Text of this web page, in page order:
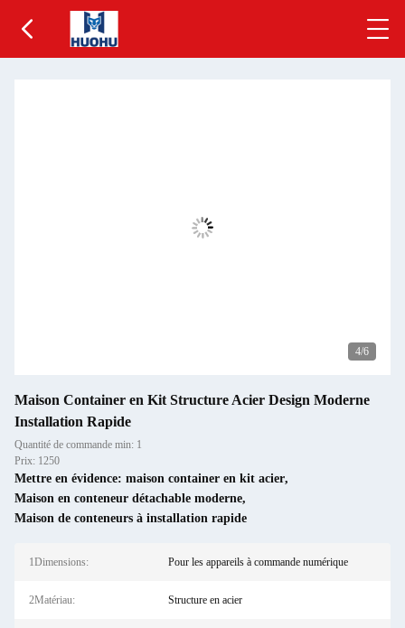
5/6
Maison Container en Kit Structure Acier Design Moderne
Installation Rapide
Quantité de commande min: 1
Prix: 1250
Mettre en évidence: maison container en kit acier,
Maison en conteneur détachable moderne,
Maison de conteneurs à installation rapide
1Dimensions: Pour les appareils à commande numérique
2Matériau: Structure en acier